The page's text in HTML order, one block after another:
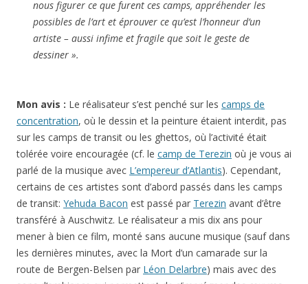
nous figurer ce que furent ces camps, appréhender les
possibles de l’art et éprouver ce qu’est l’honneur d’un
artiste – aussi infime et fragile que soit le geste de
dessiner ».
Mon avis : Le réalisateur s’est penché sur les camps de
concentration, où le dessin et la peinture étaient interdit, pas
sur les camps de transit ou les ghettos, où l’activité était
tolérée voire encouragée (cf. le camp de Terezin où je vous ai
parlé de la musique avec L’empereur d’Atlantis). Cependant,
certains de ces artistes sont d’abord passés dans les camps
de transit: Yehuda Bacon est passé par Terezin avant d’être
transféré à Auschwitz. Le réalisateur a mis dix ans pour
mener à bien ce film, monté sans aucune musique (sauf dans
les dernières minutes, avec la Mort d’un camarade sur la
route de Bergen-Belsen par Léon Delarbre) mais avec des